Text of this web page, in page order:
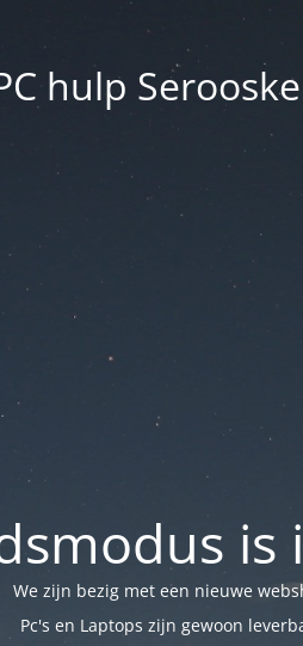
hulp
is
We zijn bezig met een nieuwe
Pc's en Laptops zijn gewoon